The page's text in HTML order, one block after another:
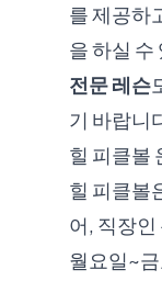
를 제공하
을 하실 수
전문 레슨
기 바랍니
힐 피클볼
힐 피클볼
어, 직장
월요일~